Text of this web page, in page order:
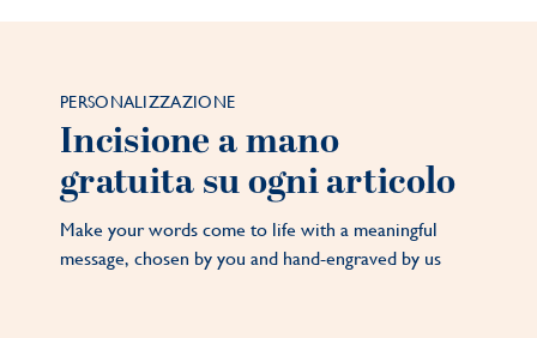
PERSONALIZZAZIONE
Incisione a mano
gratuita su ogni articolo
Make your words come to life with a meaningful
message, chosen by you and hand-engraved by us